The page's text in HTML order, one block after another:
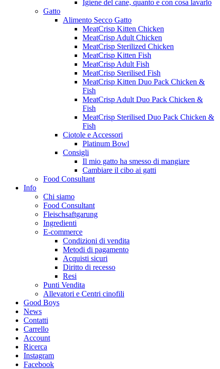
Igiene del cane, quanto e con cosa lavarlo
Gatto
Alimento Secco Gatto
MeatCrisp Kitten Chicken
MeatCrisp Adult Chicken
MeatCrisp Sterilized Chicken
MeatCrisp Kitten Fish
MeatCrisp Adult Fish
MeatCrisp Sterilised Fish
MeatCrisp Kitten Duo Pack Chicken &
Fish
MeatCrisp Adult Duo Pack Chicken &
Fish
MeatCrisp Sterilised Duo Pack Chicken &
Fish
Ciotole e Accessori
Platinum Bowl
Consigli
Il mio gatto ha smesso di mangiare
Cambiare il cibo ai gatti
Food Consultant
Info
Chi siamo
Food Consultant
Fleischsaftgarung
Ingredienti
E-commerce
Condizioni di vendita
Metodi di pagamento
Acquisti sicuri
Diritto di recesso
Resi
Punti Vendita
Allevatori e Centri cinofili
Good Boys
News
Contatti
Carrello
Account
Ricerca
Instagram
Facebook